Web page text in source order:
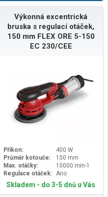
Výkonná excentrická
bruska s regulací otáček,
150 mm FLEX ORE 5-150
EC 230/CEE
Příkon:
400 W
Průměr kotouče:
150 mm
Max. otáčky:
10000 min-1
Regulace otáček: Ano
Skladem - do 3-5 dnů u Vás